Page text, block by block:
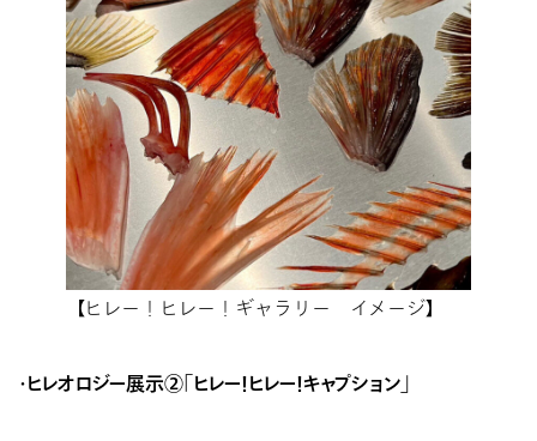
【ヒレー！ヒレー！ギャラリー イメージ】
・ヒレオロジー展示②「ヒレー！ヒレー！キャプション」